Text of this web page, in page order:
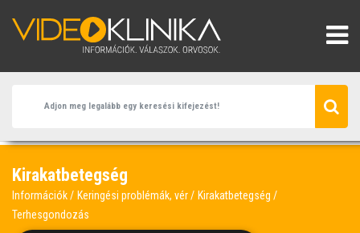
Kirakatbetegség
Információk Keringési problémák, vér
Kirakatbetegség
Terhesgondozás